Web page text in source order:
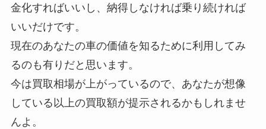
金化すればいいし、納得しなければ乗り続ければ
いいだけです。
現在のあなたの車の価値を知るために利用してみ
るのも有りだと思います。
今は買取相場が上がっているので、あなたが想像
している以上の買取額が提示されるかも しれませ
んよ。